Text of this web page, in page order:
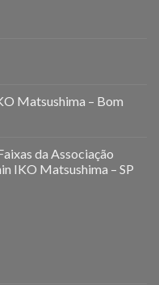
Matsushima – Bom
da Associação
IKO Matsushima – SP